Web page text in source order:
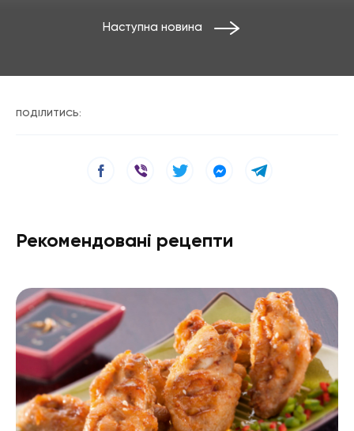
Наступна новина
ПОДІЛИТИСЬ:
Рекомендовані рецепти